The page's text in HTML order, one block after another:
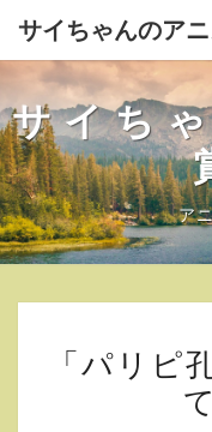
サイちゃんのア
サイち
ア
「パリピ